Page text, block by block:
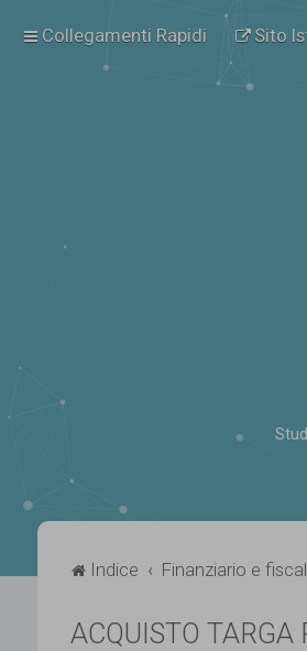
Collegamenti Rapidi Sito
Indice Finanziario e
ACQUISTO TARGA